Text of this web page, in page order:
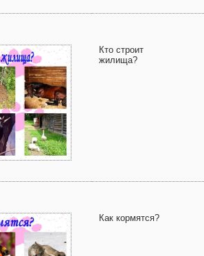
Кто строит
жилища?
Как кормятся?